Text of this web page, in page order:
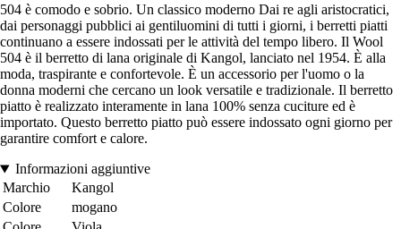
504 è comodo e sobrio. Un classico moderno Dai re agli aristocratici,
dai personaggi pubblici ai gentiluomini di tutti i giorni, i berretti piatti
continuano a essere indossati per le attività del tempo libero. Il Wool
504 è il berretto di lana originale di Kangol, lanciato nel 1954. È alla
moda, traspirante e confortevole. È un accessorio per l'uomo o la
donna moderni che cercano un look versatile e tradizionale. Il berretto
piatto è realizzato interamente in lana 100% senza cuciture ed è
importato. Questo berretto piatto può essere indossato ogni giorno per
garantire comfort e calore.
Informazioni aggiuntive
Marchio
Kangol
Colore
mogano